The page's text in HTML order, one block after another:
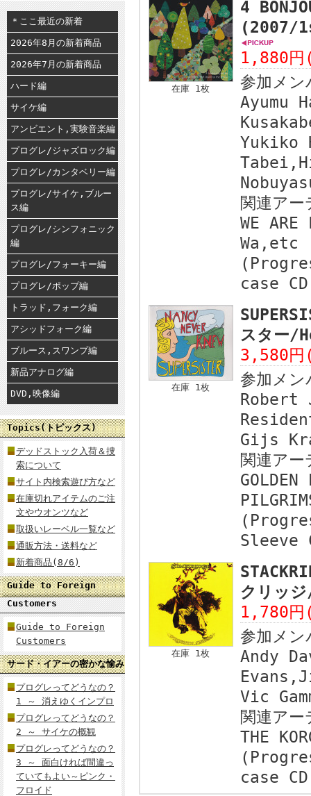
＊ここ最近の新着
2026年8月の新着商品
2026年7月の新着商品
ハード編
サイケ編
アンビエント,実験音楽編
プログレ/ジャズロック編
プログレ/カンタベリー編
プログレ/サイケ,ブルー
ス編
プログレ/シンフォニック
編
プログレ/フォーキー編
プログレ/ポップ編
トラッド,フォーク編
アシッドフォーク編
ブルース,スワンプ編
新品アナログ編
DVD,映像編
Topics(トピックス)
デッドストック入荷＆捜
索について
サイト内検索遊び方など
在庫切れアイテムのご注
文やウオンツなど
取扱いレーベル一覧など
通販方法・送料など
新着商品(8/6)
Guide to Foreign
Customers
Guide to Foreign
Customers
サード・イアーの密かな愉み
プログレってどうなの？
1 ～ 消えゆくインプロ
プログレってどうなの？
2 ～ サイケの概観
プログレってどうなの？
3 ～ 面白ければ間違っ
ていてもよい～ピンク・
フロイド
在庫 1枚
4
(2007/
1,880円
参加メン
Ayumu
Yukiko
関連アー
WE
Wa,etc
case
在庫 1枚
スター/
3,580円
参加メン
Robert
Gijs
関連アー
Sleeve
在庫 1枚
クリッ
1,780円
参加メン
Andy
Vic
関連アー
THE
case